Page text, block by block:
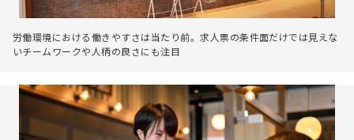
労働環境における働きやすさは当たり前。求人票の条件面だけでは見えな
いチームワークや人柄の良さにも注目